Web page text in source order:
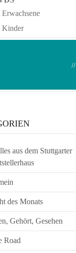
Erwachsene
Kinder
//
aus dem Stuttgarter
des Monats
Gehört, Gesehen
Road